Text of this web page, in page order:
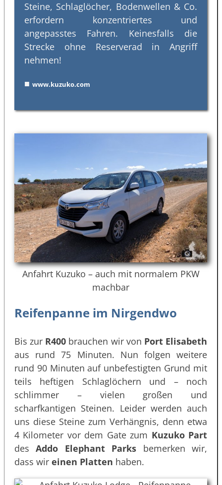
Steine, Schlaglöcher, Bodenwellen & Co.
erfordern konzentriertes und
angepasstes Fahren. Keinesfalls die
Strecke ohne Reserverad in Angriff
nehmen!
■ www.kuzuko.com
Anfahrt Kuzuko – auch mit normalem PKW
machbar
Reifenpanne im Nirgendwo
Bis zur R400 brauchen wir von Port Elisabeth
aus rund 75 Minuten. Nun folgen weitere
rund 90 Minuten auf unbefestigten Grund mit
teils heftigen Schlaglöchern und – noch
schlimmer – vielen großen und
scharfkantigen Steinen. Leider werden auch
uns diese Steine zum Verhängnis, denn etwa
4 Kilometer vor dem Gate zum Kuzuko Part
desAddo Elephant Parks bemerken wir,
dass wir einen Platten haben.